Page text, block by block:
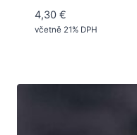
4,30 €
včetně 21% DPH